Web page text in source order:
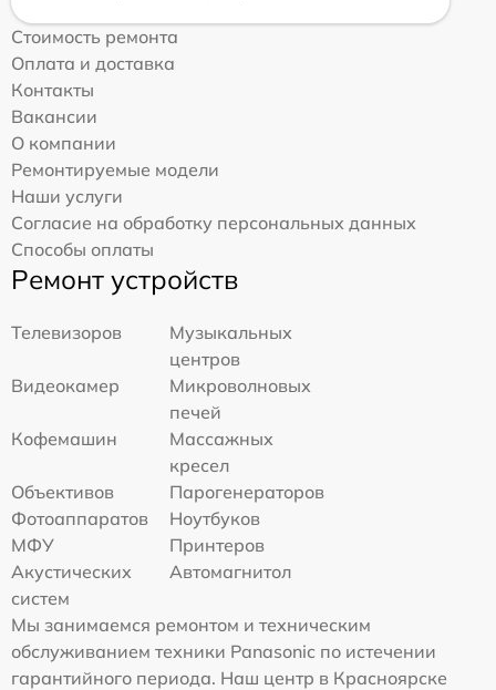
Стоимость ремонта
Оплата и доставка
Контакты
Вакансии
О компании
Ремонтируемые модели
Наши услуги
Согласие на обработку персональных данных
Способы оплаты
Ремонт устройств
Телевизоров
Музыкальных
центров
Видеокамер
Микроволновых
печей
Кофемашин
Массажных
кресел
Объективов
Парогенераторов
Фотоаппаратов
Ноутбуков
МФУ
Принтеров
Акустических
систем
Автомагнитол
Мы занимаемся ремонтом и техническим
обслуживанием техники Panasonic по истечении
гарантийного периода. Наш центр в Красноярске